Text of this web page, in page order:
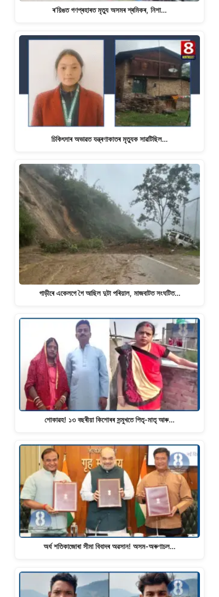
ৰ’য়িঙত গণপ্ৰহাৰত মৃত্যু অসমৰ শ্ৰমিকৰ, নিশা…
চিকিৎসাৰ অভাৱত যন্ত্ৰণাকাতৰ মৃত্যুক সাৱটিছিল…
গাড়ীৰে একেলগে গৈ আছিল দুটা পৰিয়াল, মাজবাটত সংঘটিত…
শােকাৱহ! ১৩ বছৰীয়া কিশােৰৰ সন্মুখতে পিতৃ-মাতৃ আৰু…
অৰ্ধ শতিকাজোৰা সীমা বিবাদৰ অৱসান! অসম-অৰুণাচল…